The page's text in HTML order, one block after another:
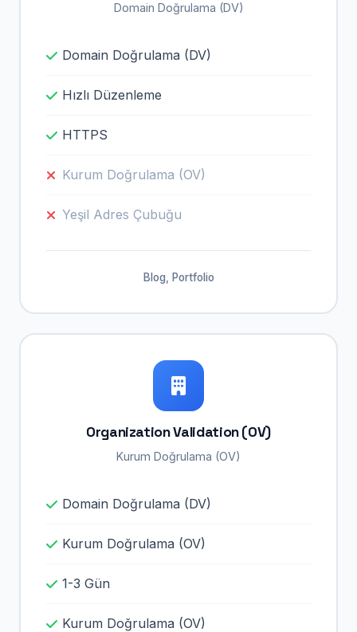
Domain Doğrulama (DV)
Domain Doğrulama (DV)
Hızlı Düzenleme
HTTPS
Kurum Doğrulama (OV)
Yeşil Adres Çubuğu
Blog, Portfolio
Organization Validation (OV)
Kurum Doğrulama (OV)
Domain Doğrulama (DV)
Kurum Doğrulama (OV)
1-3 Gün
Kurum Doğrulama (OV)